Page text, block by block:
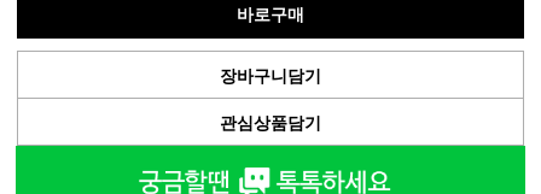
바로구매
장바구니담기
관심상품담기